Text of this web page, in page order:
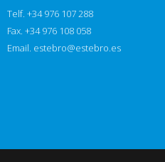
Telf. +34 976 107 288
Fax. +34 976 108 058
Email. estebro@estebro.es